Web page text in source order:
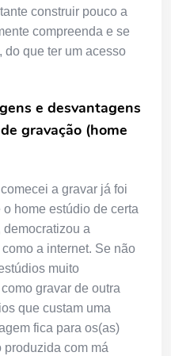
construir pouco a
compreenda e se
do que ter um acesso
e desvantagens
gravação (home
a gravar já foi
home estúdio de certa
a
a internet. Se não
muito
gravar de outra
que custam uma
fica para os(as)
com má